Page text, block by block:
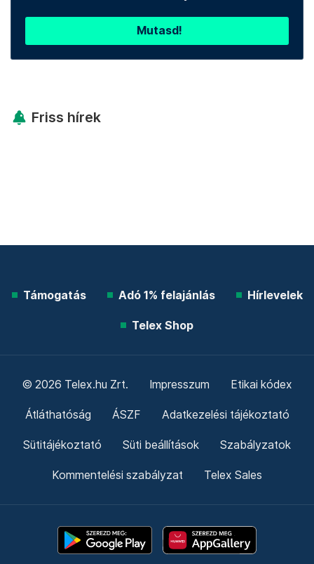
Mutasd!
Friss hírek
Támogatás Adó 1% felajánlás Hírlevelek
Telex Shop
© 2026 Telex.hu Zrt. Impresszum Etikai kódex
Átláthatóság ÁSZF Adatkezelési tájékoztató
Sütitájékoztató Süti beállítások Szabályzatok
Kommentelési szabályzat Telex Sales